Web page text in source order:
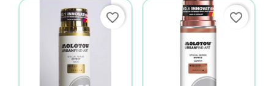
favorite_border favorite_border